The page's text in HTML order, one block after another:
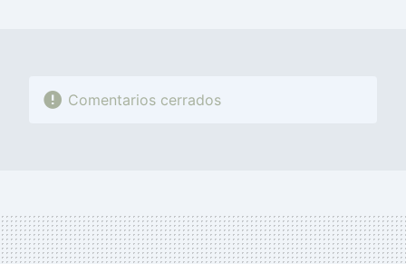
Comentarios cerrados